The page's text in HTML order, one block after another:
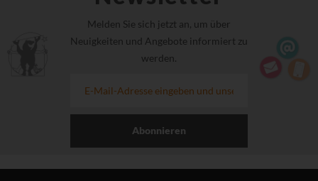
Melden Sie sich jetzt an, um über
Neuigkeiten und Angebote informiert zu
werden.
Abonnieren